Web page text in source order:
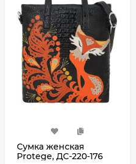
Сумка женская
Protege, ДС-220-176